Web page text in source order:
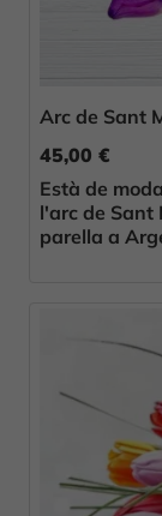
Arc de Sant
45,00 €
Està de
l'arc de Sant
parella a